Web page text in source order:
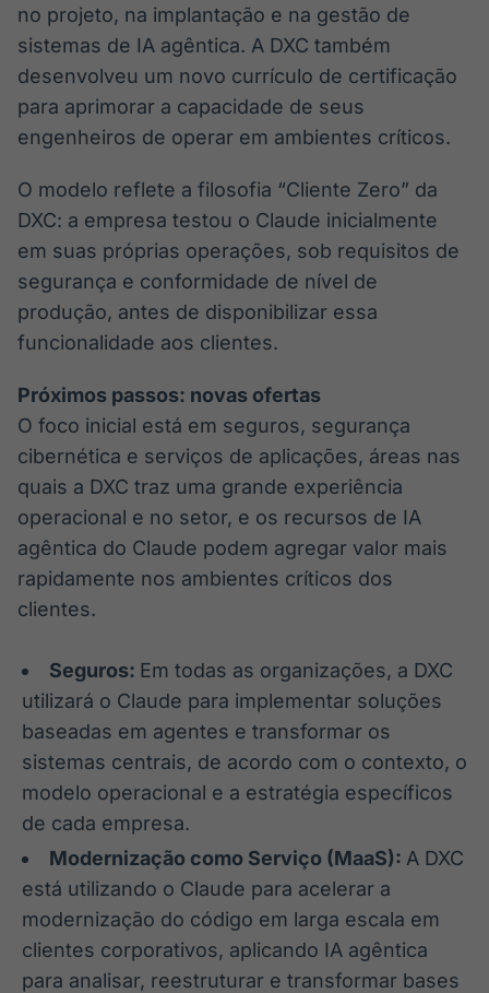
no projeto, na implantação e na gestão de
sistemas de IA agêntica. A DXC também
desenvolveu um novo currículo de certificação
para aprimorar a capacidade de seus
engenheiros de operar em ambientes críticos.
O modelo reflete a filosofia “Cliente Zero” da
DXC: a empresa testou o Claude inicialmente
em suas próprias operações, sob requisitos de
segurança e conformidade de nível de
produção, antes de disponibilizar essa
funcionalidade aos clientes.
Próximos passos: novas ofertas
O foco inicial está em seguros, segurança
cibernética e serviços de aplicações, áreas nas
quais a DXC traz uma grande experiência
operacional e no setor, e os recursos de IA
agêntica do Claude podem agregar valor mais
rapidamente nos ambientes críticos dos
clientes.
Seguros: Em todas as organizações, a DXC
utilizará o Claude para implementar soluções
baseadas em agentes e transformar os
sistemas centrais, de acordo com o contexto, o
modelo operacional e a estratégia específicos
de cada empresa.
Modernização como Serviço (MaaS): A DXC
está utilizando o Claude para acelerar a
modernização do código em larga escala em
clientes corporativos, aplicando IA agêntica
para analisar, reestruturar e transformar bases